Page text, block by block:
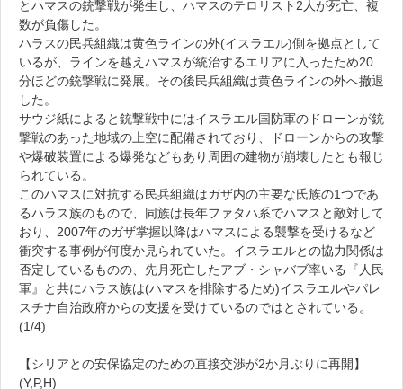
とハマスの銃撃戦が発生し、ハマスのテロリスト2人が死亡、複
数が負傷した。
ハラスの民兵組織は黄色ラインの外(イスラエル)側を拠点として
いるが、ラインを越えハマスが統治するエリアに入ったため20
分ほどの銃撃戦に発展。その後民兵組織は黄色ラインの外へ撤退
した。
サウジ紙によると銃撃戦中にはイスラエル国防軍のドローンが銃
撃戦のあった地域の上空に配備されており、ドローンからの攻撃
や爆破装置による爆発などもあり周囲の建物が崩壊したとも報じ
られている。
このハマスに対抗する民兵組織はガザ内の主要な氏族の1つであ
るハラス族のもので、同族は長年ファタハ系でハマスと敵対して
おり、2007年のガザ掌握以降はハマスによる襲撃を受けるなど
衝突する事例が何度か見られていた。イスラエルとの協力関係は
否定しているものの、先月死亡したアブ・シャバブ率いる『人民
軍』と共にハラス族は(ハマスを排除するため)イスラエルやパレ
スチナ自治政府からの支援を受けているのではとされている。
(1/4)
【シリアとの安保協定のための直接交渉が2か月ぶりに再開】
(Y,P,H)